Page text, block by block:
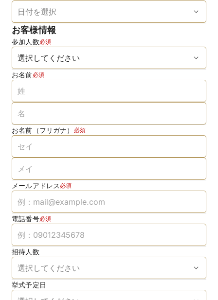
お客様情報
参加人数必須
お名前必須
お名前（フリガナ） 必須
メールアドレス 必須
電話番号必須
招待人数
挙式予定日